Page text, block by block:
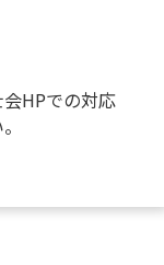
HPでの対応